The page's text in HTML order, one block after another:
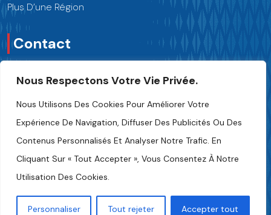
Nous Respectons Votre Vie Privée.
Nous Utilisons Des Cookies Pour Améliorer Votre
Expérience De Navigation, Diffuser Des Publicités Ou Des
Contenus Personnalisés Et Analyser Notre Trafic. En
Cliquant Sur « Tout Accepter », Vous Consentez À Notre
Utilisation Des Cookies.
Personnaliser Tout rejeter Accepter tout
Plus D’une Région
Contact
Nous Contacter
Fipa.tunisia@fipa.tn
Rue Slah Eddine ELAMAMI, Tunis 1004